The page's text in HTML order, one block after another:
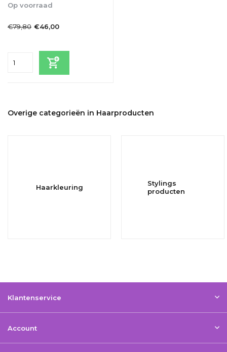
Op voorraad
€79,80 €46,00
Overige categorieën in Haarproducten
Haarkleuring
Stylings
producten
Klantenservice
Account